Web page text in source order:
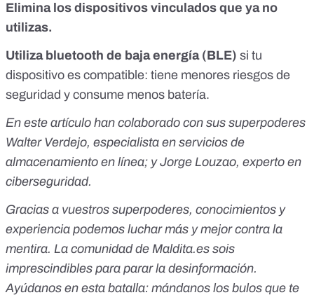
Elimina los dispositivos vinculados que ya no
utilizas.
Utiliza bluetooth de baja energía (BLE) si tu
dispositivo es compatible: tiene menores riesgos de
seguridad y consume menos batería.
En este artículo han colaborado con sus superpoderes
Walter Verdejo, especialista en servicios de
almacenamiento en línea; y Jorge Louzao, experto en
ciberseguridad.
Gracias a vuestros superpoderes, conocimientos y
experiencia podemos luchar más y mejor contra la
mentira. La comunidad de Maldita.es sois
imprescindibles para parar la desinformación.
Ayúdanos en esta batalla: mándanos los bulos que te